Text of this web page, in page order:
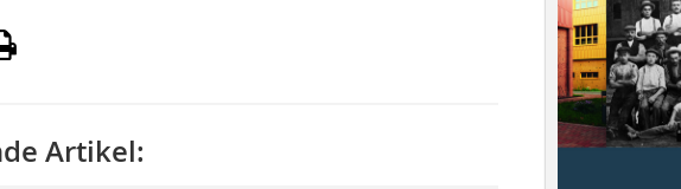
Artikel: